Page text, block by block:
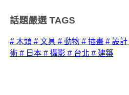
話題嚴選 TAGS
# 木頭 # 文具 # 動物 # 插畫 # 設計
術 # 日本 # 攝影 # 台北 # 建築